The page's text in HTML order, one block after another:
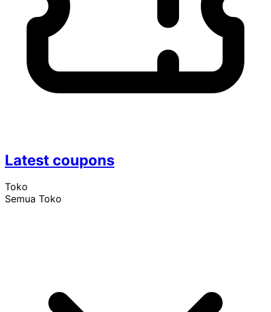
Latest coupons
Toko
Semua Toko